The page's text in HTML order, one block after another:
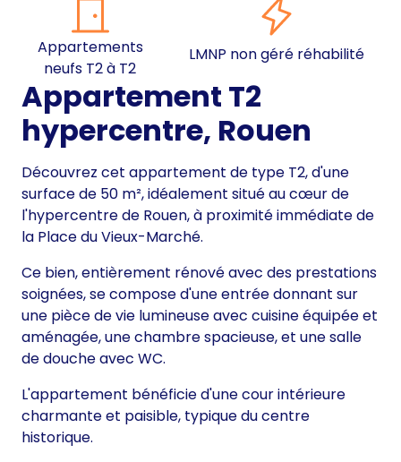
Appartements
neufs T2 à T2
LMNP non géré réhabilité
Appartement T2
hypercentre, Rouen
Découvrez cet appartement de type T2, d'une
surface de 50 m², idéalement situé au cœur de
l'hypercentre de Rouen, à proximité immédiate de
la Place du Vieux-Marché.
Ce bien, entièrement rénové avec des prestations
soignées, se compose d'une entrée donnant sur
une pièce de vie lumineuse avec cuisine équipée et
aménagée, une chambre spacieuse, et une salle
de douche avec WC.
L'appartement bénéficie d'une cour intérieure
charmante et paisible, typique du centre
historique.